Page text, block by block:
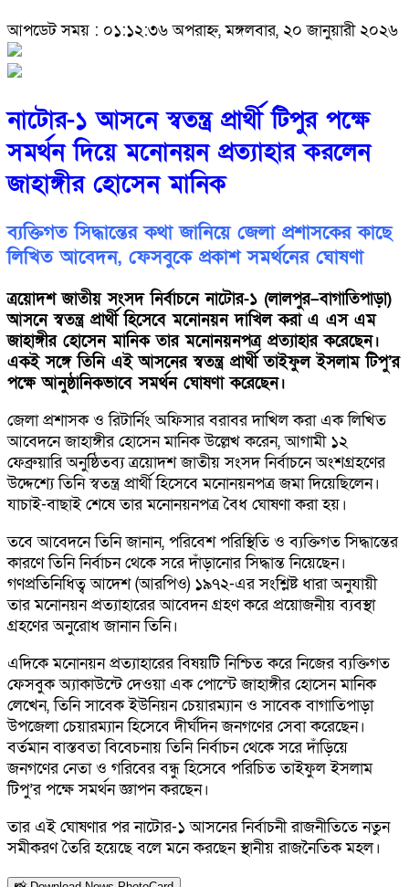
আপডেট সময় : ০১:১২:৩৬ অপরাহ্ন, মঙ্গলবার, ২০ জানুয়ারী ২০২৬
নাটোর-১ আসনে স্বতন্ত্র প্রার্থী টিপুর পক্ষে
সমর্থন দিয়ে মনোনয়ন প্রত্যাহার করলেন
জাহাঙ্গীর হোসেন মানিক
ব্যক্তিগত সিদ্ধান্তের কথা জানিয়ে জেলা প্রশাসকের কাছে
লিখিত আবেদন, ফেসবুকে প্রকাশ সমর্থনের ঘোষণা
ত্রয়োদশ জাতীয় সংসদ নির্বাচনে নাটোর-১ (লালপুর–বাগাতিপাড়া)
আসনে স্বতন্ত্র প্রার্থী হিসেবে মনোনয়ন দাখিল করা এ এস এম
জাহাঙ্গীর হোসেন মানিক তার মনোনয়নপত্র প্রত্যাহার করেছেন।
একই সঙ্গে তিনি এই আসনের স্বতন্ত্র প্রার্থী তাইফুল ইসলাম টিপু’র
পক্ষে আনুষ্ঠানিকভাবে সমর্থন ঘোষণা করেছেন।
জেলা প্রশাসক ও রিটার্নিং অফিসার বরাবর দাখিল করা এক লিখিত
আবেদনে জাহাঙ্গীর হোসেন মানিক উল্লেখ করেন, আগামী ১২
ফেব্রুয়ারি অনুষ্ঠিতব্য ত্রয়োদশ জাতীয় সংসদ নির্বাচনে অংশগ্রহণের
উদ্দেশ্যে তিনি স্বতন্ত্র প্রার্থী হিসেবে মনোনয়নপত্র জমা দিয়েছিলেন।
যাচাই-বাছাই শেষে তার মনোনয়নপত্র বৈধ ঘোষণা করা হয়।
তবে আবেদনে তিনি জানান, পরিবেশ পরিস্থিতি ও ব্যক্তিগত সিদ্ধান্তের
কারণে তিনি নির্বাচন থেকে সরে দাঁড়ানোর সিদ্ধান্ত নিয়েছেন।
গণপ্রতিনিধিত্ব আদেশ (আরপিও) ১৯৭২-এর সংশ্লিষ্ট ধারা অনুযায়ী
তার মনোনয়ন প্রত্যাহারের আবেদন গ্রহণ করে প্রয়োজনীয় ব্যবস্থা
গ্রহণের অনুরোধ জানান তিনি।
এদিকে মনোনয়ন প্রত্যাহারের বিষয়টি নিশ্চিত করে নিজের ব্যক্তিগত
ফেসবুক অ্যাকাউন্টে দেওয়া এক পোস্টে জাহাঙ্গীর হোসেন মানিক
লেখেন, তিনি সাবেক ইউনিয়ন চেয়ারম্যান ও সাবেক বাগাতিপাড়া
উপজেলা চেয়ারম্যান হিসেবে দীর্ঘদিন জনগণের সেবা করেছেন।
বর্তমান বাস্তবতা বিবেচনায় তিনি নির্বাচন থেকে সরে দাঁড়িয়ে
জনগণের নেতা ও গরিবের বন্ধু হিসেবে পরিচিত তাইফুল ইসলাম
টিপু’র পক্ষে সমর্থন জ্ঞাপন করছেন।
তার এই ঘোষণার পর নাটোর-১ আসনের নির্বাচনী রাজনীতিতে নতুন
সমীকরণ তৈরি হয়েছে বলে মনে করছেন স্থানীয় রাজনৈতিক মহল।